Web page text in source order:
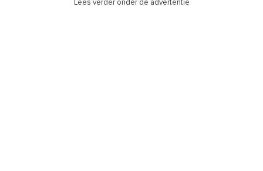
Lees verder onder de advertentie